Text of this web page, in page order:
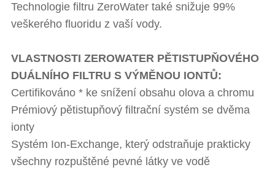
Technologie filtru ZeroWater také snižuje 99%
veškerého fluoridu z vaší vody.
VLASTNOSTI ZEROWATER PĚTISTUPŇOVÉHO
DUÁLNÍHO FILTRU S VÝMĚNOU IONTŮ:
Certifikováno * ke snížení obsahu olova a chromu
Prémiový pětistupňový filtrační systém se dvěma
ionty
Systém Ion-Exchange, který odstraňuje prakticky
všechny rozpuštěné pevné látky ve vodě